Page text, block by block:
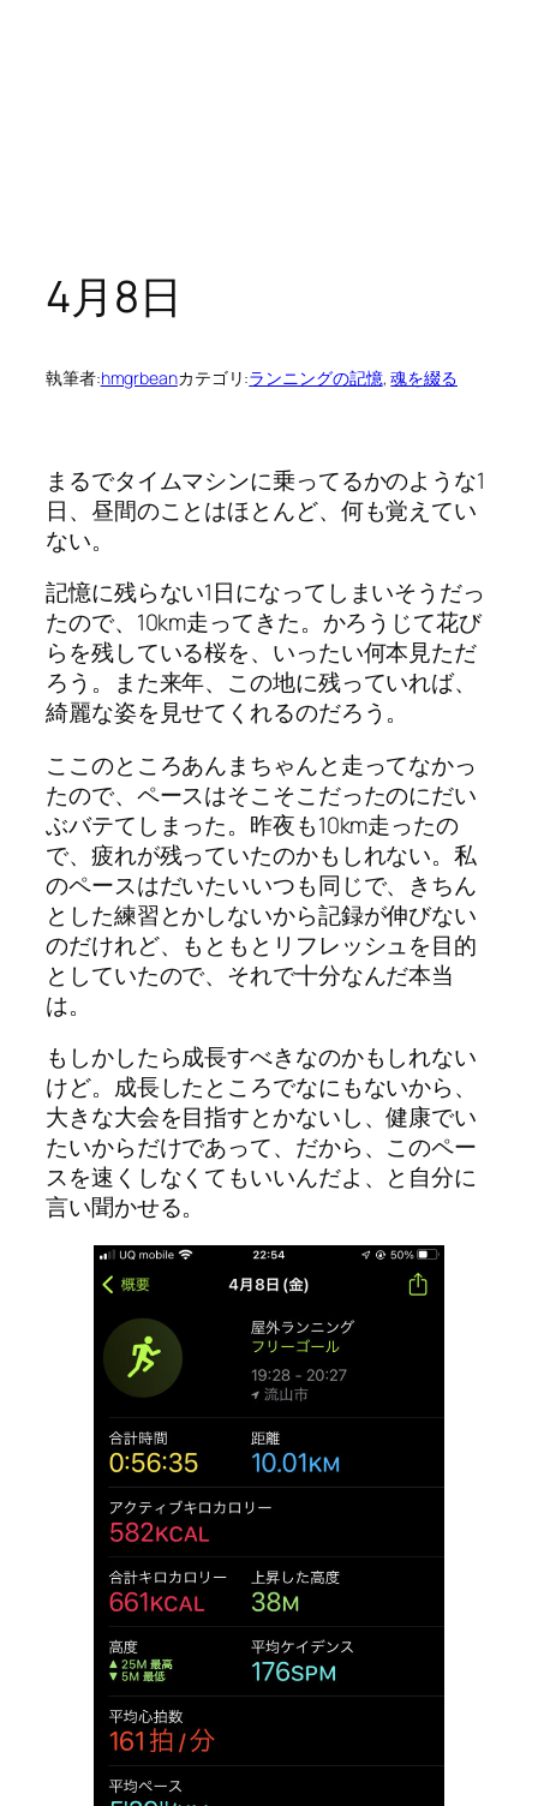
4月8日
執筆者:hmgrbeanカテゴリ:ランニングの記憶, 魂を綴る
まるでタイムマシンに乗ってるかのような1
日、昼間のことはほとんど、何も覚えてい
ない。
記憶に残らない1日になってしまいそうだっ
たので、10km走ってきた。かろうじて花び
らを残している桜を、いったい何本見ただ
ろう。また来年、この地に残っていれば、
綺麗な姿を見せてくれるのだろう。
ここのところあんまちゃんと走ってなかっ
たので、ペースはそこそこだったのにだい
ぶバテてしまった。昨夜も10km走ったの
で、疲れが残っていたのかもしれない。私
のペースはだいたいいつも同じで、きちん
とした練習とかしないから記録が伸びない
のだけれど、もともとリフレッシュを目的
としていたので、それで十分なんだ本当
は。
もしかしたら成長すべきなのかもしれない
けど。成長したところでなにもないから、
大きな大会を目指すとかないし、健康でい
たいからだけであって、だから、このペー
スを速くしなくてもいいんだよ、と自分に
言い聞かせる。